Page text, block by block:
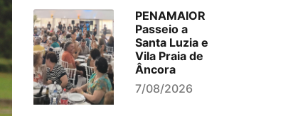
PENAMAIOR
Passeio a
Santa Luzia e
Vila Praia de
Âncora
7/08/2026